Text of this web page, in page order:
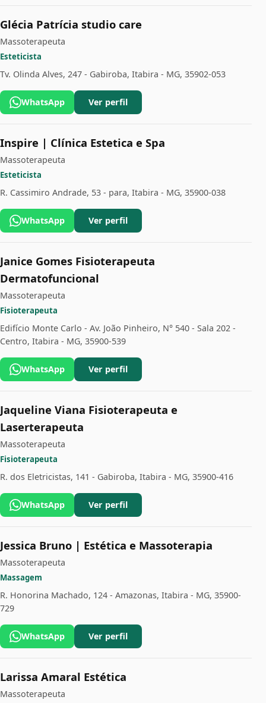
Glécia Patrícia studio care
Massoterapeuta
Esteticista
Tv. Olinda Alves, 247 - Gabiroba, Itabira - MG, 35902-053
WhatsApp Ver perfil
Inspire | Clínica Estetica e Spa
Massoterapeuta
Esteticista
R. Cassimiro Andrade, 53 - para, Itabira - MG, 35900-038
WhatsApp Ver perfil
Janice Gomes Fisioterapeuta
Dermatofuncional
Massoterapeuta
Fisioterapeuta
Edifício Monte Carlo - Av. João Pinheiro, N° 540 - Sala 202 -
Centro, Itabira - MG, 35900-539
WhatsApp Ver perfil
Jaqueline Viana Fisioterapeuta e
Laserterapeuta
Massoterapeuta
Fisioterapeuta
R. dos Eletricistas, 141 - Gabiroba, Itabira - MG, 35900-416
WhatsApp Ver perfil
Jessica Bruno | Estética e Massoterapia
Massoterapeuta
Massagem
R. Honorina Machado, 124 - Amazonas, Itabira - MG, 35900-
729
WhatsApp Ver perfil
Larissa Amaral Estética
Massoterapeuta